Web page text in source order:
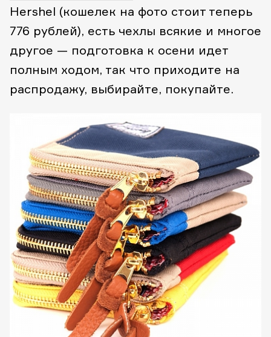
Hershel (кошелек на фото стоит теперь
776 рублей), есть чехлы всякие и многое
другое — подготовка к осени идет
полным ходом, так что приходите на
распродажу, выбирайте, покупайте.